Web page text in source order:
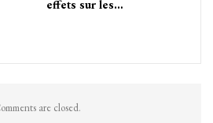
effets sur les…
are closed.